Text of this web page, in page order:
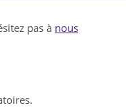
pas à nous